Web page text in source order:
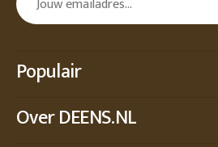
Populair
Over DEENS.NL